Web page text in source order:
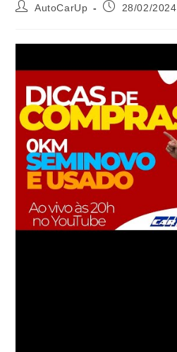
AutoCarUp 28/02/2024